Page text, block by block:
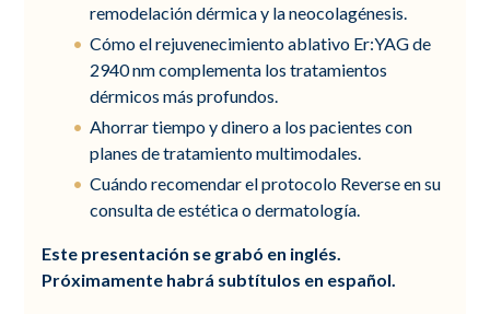
remodelación dérmica y la neocolagénesis.
Cómo el rejuvenecimiento ablativo Er:YAG de
2940 nm complementa los tratamientos
dérmicos más profundos.
Ahorrar tiempo y dinero a los pacientes con
planes de tratamiento multimodales.
Cuándo recomendar el protocolo Reverse en su
consulta de estética o dermatología.
Este presentación se grabó en inglés.
Próximamente habrá subtítulos en español.